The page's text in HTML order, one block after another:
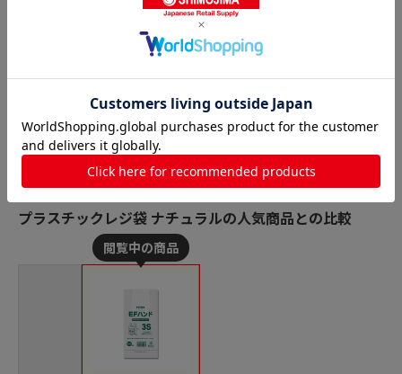
在庫数： 60
カートに入れる
プラスチックレジ袋 ナチュラルの人気商品との比較